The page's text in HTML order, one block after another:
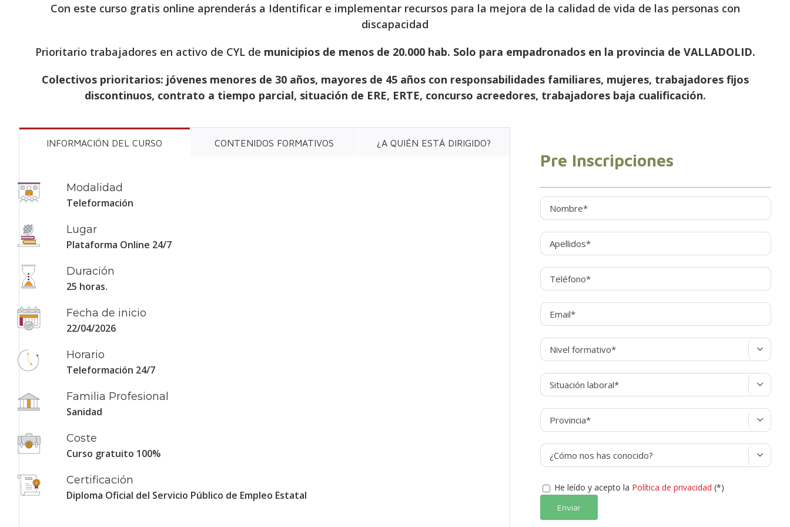
Con este curso gratis online aprenderás a Identificar e implementar recursos para la mejora de la calidad de vida de las personas con
discapacidad
Prioritario trabajadores en activo de CYL de municipios de menos de 20.000 hab. Solo para empadronados en la provincia de VALLADOLID.
Colectivos prioritarios: jóvenes menores de 30 años, mayores de 45 años con responsabilidades familiares, mujeres, trabajadores fijos
discontinuos, contrato a tiempo parcial, situación de ERE, ERTE, concurso acreedores, trabajadores baja cualificación.
INFORMACIÓN DEL CURSO CONTENIDOS FORMATIVOS ¿A QUIÉN ESTÁ DIRIGIDO?
Modalidad
Teleformación
Lugar
Plataforma Online 24/7
Duración
25 horas.
Fecha de inicio
22/04/2026
Horario
Teleformación 24/7
Familia Profesional
Sanidad
Coste
Curso gratuito 100%
Certificación
Diploma Oficial del Servicio Público de Empleo Estatal
Pre Inscripciones




He leído y acepto la Política de privacidad (*)